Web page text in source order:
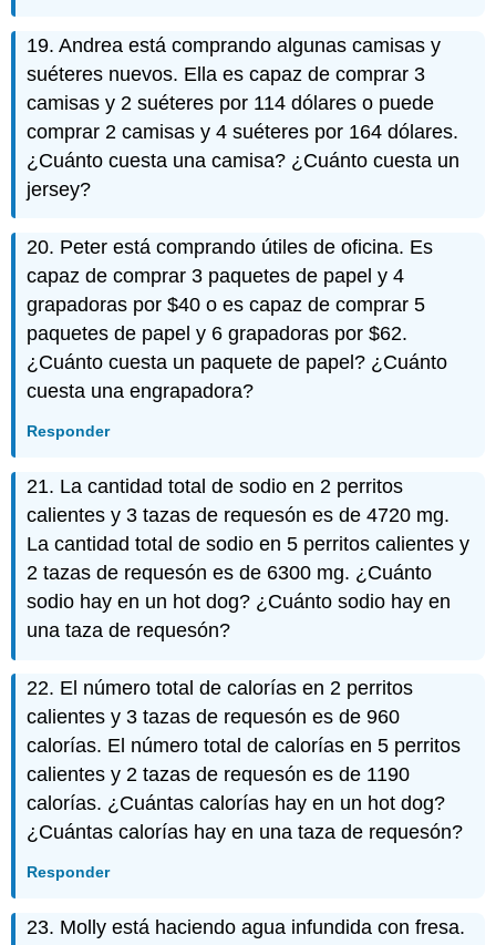
19. Andrea está comprando algunas camisas y
suéteres nuevos. Ella es capaz de comprar 3
camisas y 2 suéteres por 114 dólares o puede
comprar 2 camisas y 4 suéteres por 164 dólares.
¿Cuánto cuesta una camisa? ¿Cuánto cuesta un
jersey?
20. Peter está comprando útiles de oficina. Es
capaz de comprar 3 paquetes de papel y 4
grapadoras por $40 o es capaz de comprar 5
paquetes de papel y 6 grapadoras por $62.
¿Cuánto cuesta un paquete de papel? ¿Cuánto
cuesta una engrapadora?
Responder
21. La cantidad total de sodio en 2 perritos
calientes y 3 tazas de requesón es de 4720 mg.
La cantidad total de sodio en 5 perritos calientes y
2 tazas de requesón es de 6300 mg. ¿Cuánto
sodio hay en un hot dog? ¿Cuánto sodio hay en
una taza de requesón?
22. El número total de calorías en 2 perritos
calientes y 3 tazas de requesón es de 960
calorías. El número total de calorías en 5 perritos
calientes y 2 tazas de requesón es de 1190
calorías. ¿Cuántas calorías hay en un hot dog?
¿Cuántas calorías hay en una taza de requesón?
Responder
23. Molly está haciendo agua infundida con fresa.